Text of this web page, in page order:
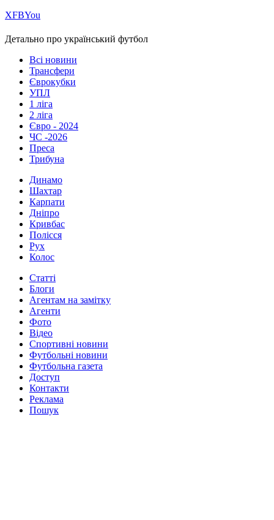
ХFBYou
Детально про український футбол
Всі новини
Трансфери
Єврокубки
УПЛ
1 ліга
2 ліга
Євро - 2024
ЧС -2026
Преса
Трибуна
Динамо
Шахтар
Карпати
Дніпро
Кривбас
Полісся
Рух
Колос
Статті
Блоги
Агентам на замітку
Агенти
Фото
Відео
Спортивні новини
Футбольні новини
Футбольна газета
Доступ
Контакти
Реклама
Пошук